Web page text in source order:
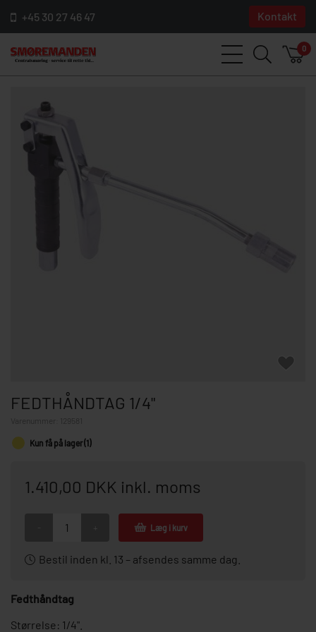
+45 30 27 46 47 Kontakt
0
FEDTHÅNDTAG 1/4"
129581
Kun få på lager (1)
1.410,00 DKK inkl. moms
Læg i kurv
Bestil inden kl. 13 – afsendes samme dag.
Fedthåndtag
Størrelse: 1/4".